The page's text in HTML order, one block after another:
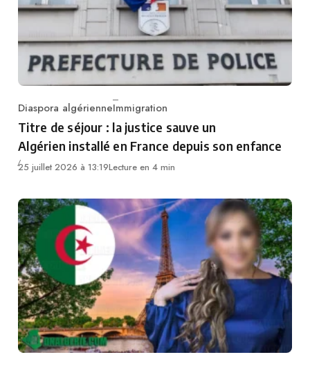
Category
Diaspora algérienneImmigration
Titre de séjour : la justice sauve un
Algérien installé en France depuis son enfance
25 juillet 2026 à 13:19Lecture en 4 min